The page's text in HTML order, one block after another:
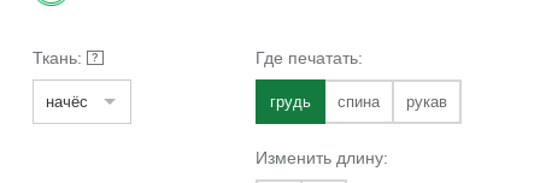
Ткань: ?
начёс
Где печатать:
грудь спина рукав
Изменить длину: